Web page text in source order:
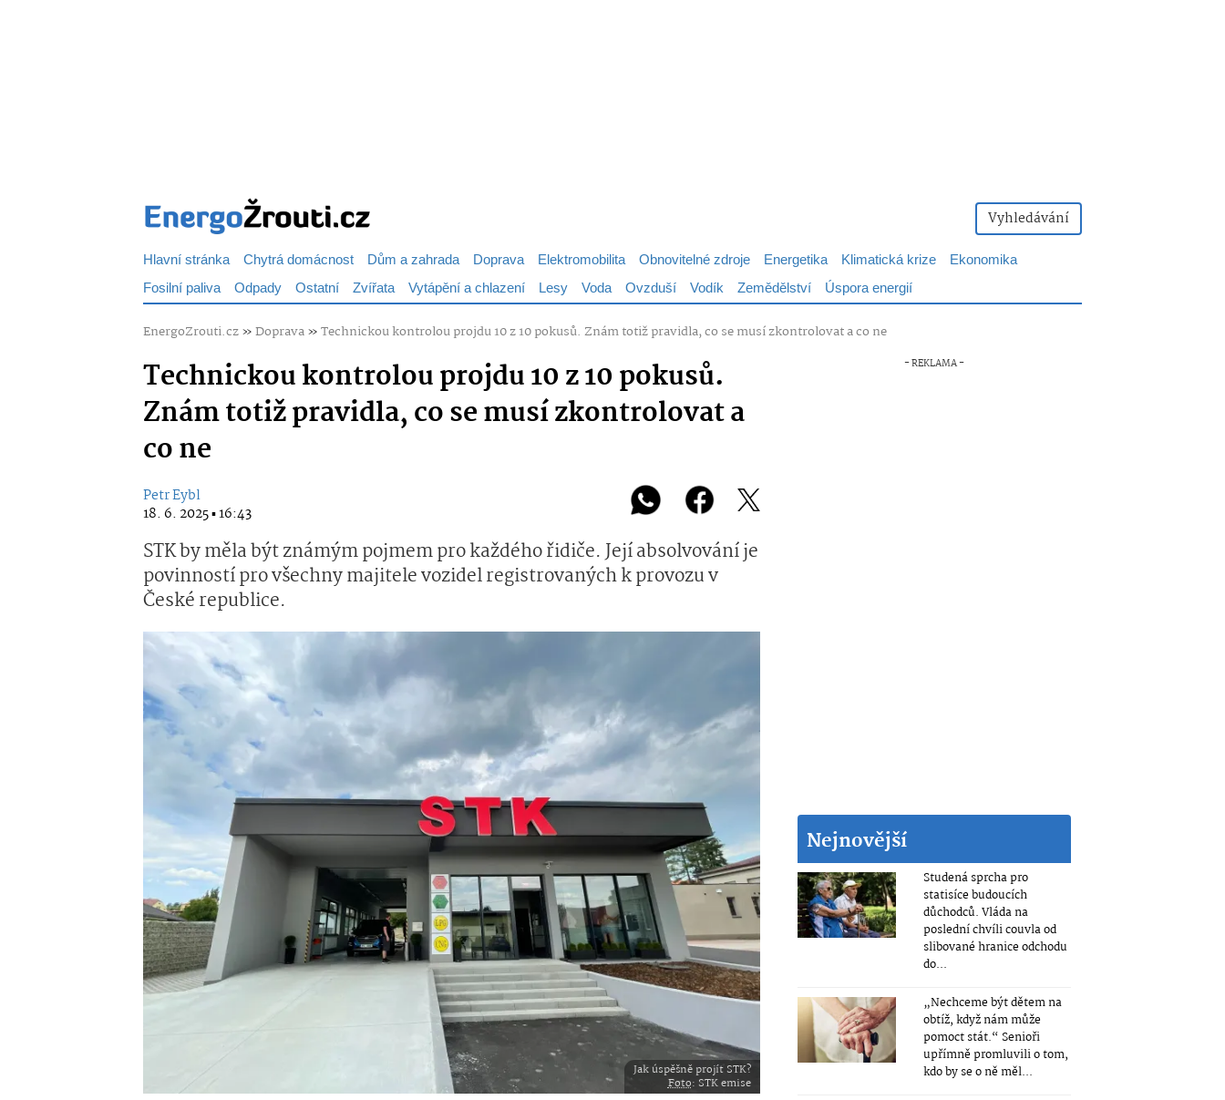
Vyhledávání
Hlavní stránka Chytrá domácnost Dům a zahrada Doprava Elektromobilita Obnovitelné zdroje Energetika Klimatická krize
Ekonomika
Fosilní paliva Odpady Ostatní Zvířata Vytápění a chlazení Lesy Voda Ovzduší Vodík Zemědělství Úspora energií
EnergoZrouti.cz»Doprava»Technickou kontrolou projdu 10 z 10 pokusů. Znám totiž pravidla, co se musí zkontrolovat a co ne
Technickou kontrolou projdu 10 z 10 pokusů.
Znám totiž pravidla, co se musí zkontrolovat a
co ne
Petr Eybl
18. 6. 2025 ▪ 16:43
STK by měla být známým pojmem pro každého řidiče. Její absolvování je
povinností pro všechny majitele vozidel registrovaných k provozu v
České republice.
Jak úspěšně projít STK?
Foto: STK emise
Nejnovější
Studená sprcha pro
statisíce budoucích
důchodců. Vláda na
poslední chvíli couvla od
slibované hranice odchodu
do...
„Nechceme být dětem na
obtíž, když nám může
pomoct stát.“ Senioři
upřímně promluvili o tom,
kdo by se o ně měl...